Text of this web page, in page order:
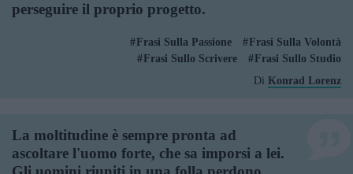
perseguire il proprio progetto.
Frasi Sulla Passione
Frasi Sulla Volontà
Frasi Sullo Scrivere
Frasi Sullo Studio
Di Konrad Lorenz
La moltitudine è sempre pronta ad
ascoltare l'uomo forte, che sa imporsi a lei.